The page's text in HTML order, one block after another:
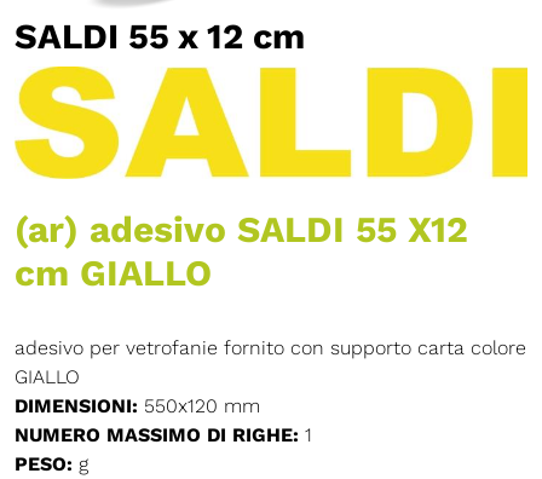
SALDI 55 x 12 cm
(ar) adesivo SALDI 55 X12
cm GIALLO
adesivo per vetrofanie fornito con supporto carta colore
GIALLO
DIMENSIONI: 550x120 mm
NUMERO MASSIMO DI RIGHE: 1
PESO: g